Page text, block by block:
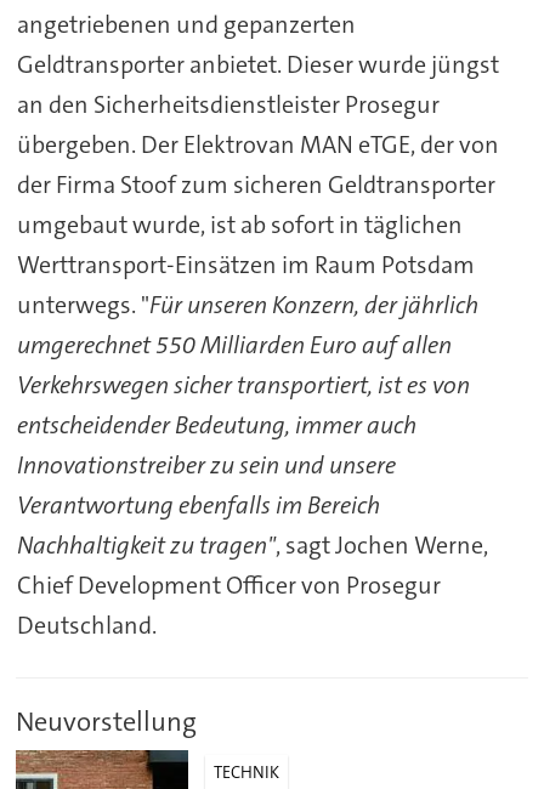
angetriebenen und gepanzerten
Geldtransporter anbietet. Dieser wurde jüngst
an den Sicherheitsdienstleister Prosegur
übergeben. Der Elektrovan MAN eTGE, der von
der Firma Stoof zum sicheren Geldtransporter
umgebaut wurde, ist ab sofort in täglichen
Werttransport-Einsätzen im Raum Potsdam
unterwegs. "Für unseren Konzern, der jährlich
umgerechnet 550 Milliarden Euro auf allen
Verkehrswegen sicher transportiert, ist es von
entscheidender Bedeutung, immer auch
Innovationstreiber zu sein und unsere
Verantwortung ebenfalls im Bereich
Nachhaltigkeit zu tragen", sagt Jochen Werne,
Chief Development Officer von Prosegur
Deutschland.
Neuvorstellung
TECHNIK